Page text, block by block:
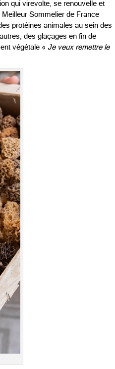
qui virevolte, se renouvelle et
Sommelier de France
protéines animales au sein des
des glaçages en fin de
végétale « Je veux remettre le